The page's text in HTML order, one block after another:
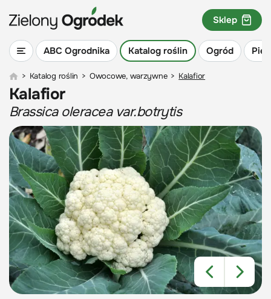
ABC Ogrodnika Katalog roślin Ogród
Sklep
> Katalog roślin > Owocowe, warzywne > Kalafior
Kalafior
Brassica oleracea var.botrytis